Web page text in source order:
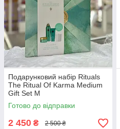
Подарунковий набір Rituals
The Ritual Of Karma Medium
Gift Set M
Готово до відправки
2 450 ₴ 2 500 ₴